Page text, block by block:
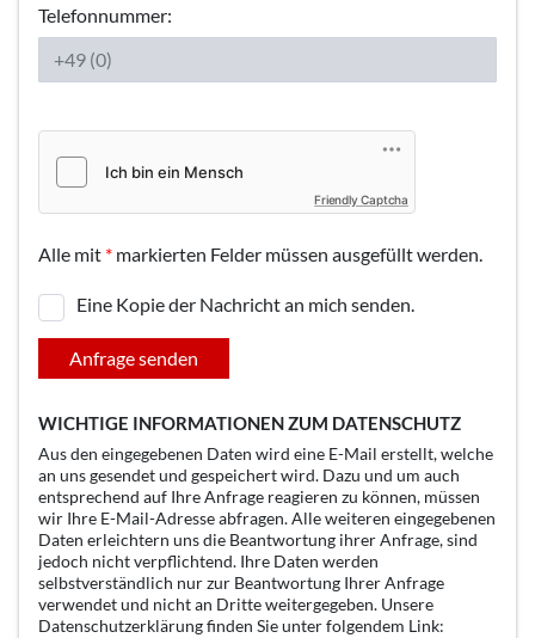
Telefonnummer:
Friendly Captcha
Alle mit * markierten Felder müssen ausgefüllt werden.
Eine Kopie der Nachricht an mich senden.
Anfrage senden
WICHTIGE INFORMATIONEN ZUM DATENSCHUTZ
Aus den eingegebenen Daten wird eine E-Mail erstellt, welche
an uns gesendet und gespeichert wird. Dazu und um auch
entsprechend auf Ihre Anfrage reagieren zu können, müssen
wir Ihre E-Mail-Adresse abfragen. Alle weiteren eingegebenen
Daten erleichtern uns die Beantwortung ihrer Anfrage, sind
jedoch nicht verpflichtend. Ihre Daten werden
selbstverständlich nur zur Beantwortung Ihrer Anfrage
verwendet und nicht an Dritte weitergegeben. Unsere
Datenschutzerklärung finden Sie unter folgendem Link: